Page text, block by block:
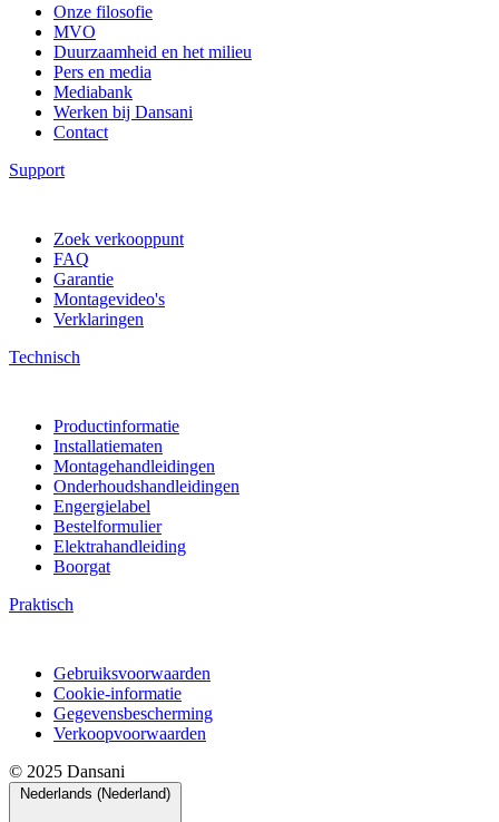
Onze filosofie
MVO
Duurzaamheid en het milieu
Pers en media
Mediabank
Werken bij Dansani
Contact
Support
Zoek verkooppunt
FAQ
Garantie
Montagevideo's
Verklaringen
Technisch
Productinformatie
Installatiematen
Montagehandleidingen
Onderhoudshandleidingen
Engergielabel
Bestelformulier
Elektrahandleiding
Boorgat
Praktisch
Gebruiksvoorwaarden
Cookie-informatie
Gegevensbescherming
Verkoopvoorwaarden
© 2025 Dansani
Nederlands (Nederland)